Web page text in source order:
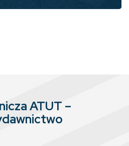
ATUT –